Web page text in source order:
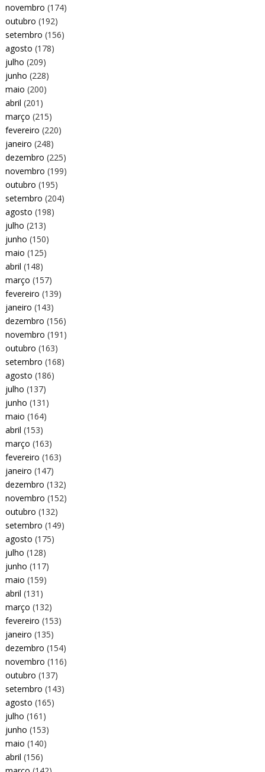
novembro (174)
outubro (192)
setembro (156)
agosto (178)
julho (209)
junho (228)
maio (200)
abril (201)
março (215)
fevereiro (220)
janeiro (248)
dezembro (225)
novembro (199)
outubro (195)
setembro (204)
agosto (198)
julho (213)
junho (150)
maio (125)
abril (148)
março (157)
fevereiro (139)
janeiro (143)
dezembro (156)
novembro (191)
outubro (163)
setembro (168)
agosto (186)
julho (137)
junho (131)
maio (164)
abril (153)
março (163)
fevereiro (163)
janeiro (147)
dezembro (132)
novembro (152)
outubro (132)
setembro (149)
agosto (175)
julho (128)
junho (117)
maio (159)
abril (131)
março (132)
fevereiro (153)
janeiro (135)
dezembro (154)
novembro (116)
outubro (137)
setembro (143)
agosto (165)
julho (161)
junho (153)
maio (140)
abril (156)